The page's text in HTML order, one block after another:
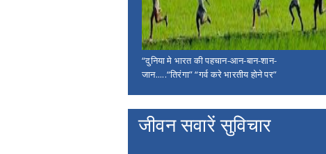
“दुनिया मे भारत की पहचान-आन-बान-शान-
जान.....“तिरंगा” “गर्व करे भारतीय होने पर”
जीवन सवारें सुविचार